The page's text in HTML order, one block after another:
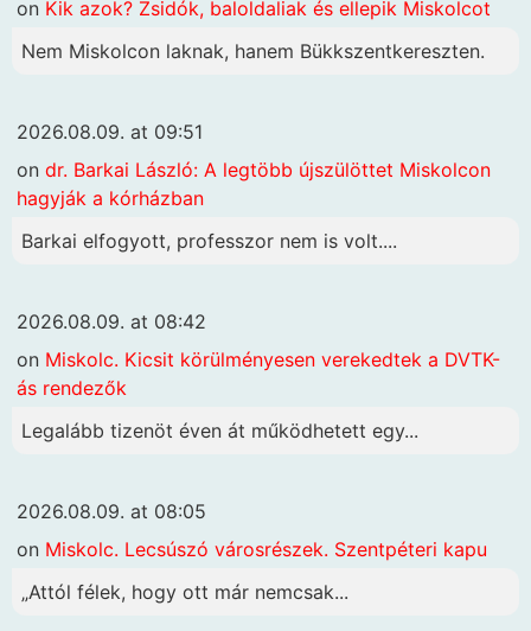
on Kik azok? Zsidók, baloldaliak és ellepik Miskolcot
Nem Miskolcon laknak, hanem Bükkszentkereszten.
2026.08.09. at 09:51
on dr. Barkai László: A legtöbb újszülöttet Miskolcon
hagyják a kórházban
Barkai elfogyott, professzor nem is volt....
2026.08.09. at 08:42
on Miskolc. Kicsit körülményesen verekedtek a DVTK-
ás rendezők
Legalább tizenöt éven át működhetett egy...
2026.08.09. at 08:05
on Miskolc. Lecsúszó városrészek. Szentpéteri kapu
„Attól félek, hogy ott már nemcsak...